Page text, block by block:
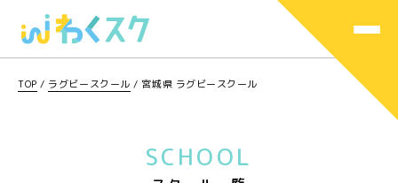
TOP / ラグビースクール / 宮城県 ラグビースクール
SCHOOL